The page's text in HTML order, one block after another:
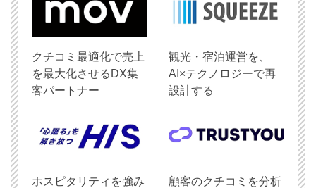
クチコミ最適化で売上
を最大化させるDX集
客パートナー
観光・宿泊運営を、
AI×テクノロジーで再
設計する
ホスピタリティを強み
顧客のクチコミを分析